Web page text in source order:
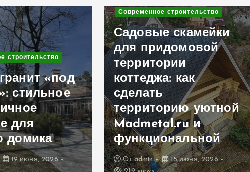
строительство
скамейки
придомовой
как
уютной
и
admin
15 июня, 2026
Современное строительство
Ремонт кровли:
капитальное
решение для
долговечности
вашего дома
Отadmin
11 июня, 2026